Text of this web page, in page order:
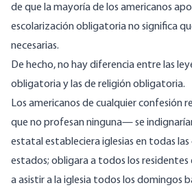
de que la mayoría de los americanos
escolarización obligatoria no significa
necesarias.
De hecho, no hay diferencia entre las
obligatoria y las de religión obligatoria.
Los americanos de cualquier confesión
que no profesan ninguna— se
estatal estableciera iglesias en todas las
estados; obligara a todos los
a asistir a la iglesia todos los domingos